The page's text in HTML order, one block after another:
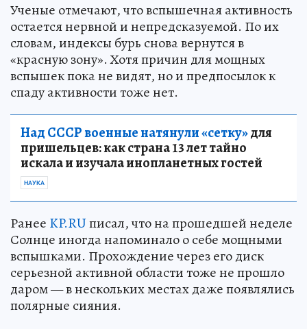
Ученые отмечают, что вспышечная активность
остается нервной и непредсказуемой. По их
словам, индексы бурь снова вернутся в
«красную зону». Хотя причин для мощных
вспышек пока не видят, но и предпосылок к
спаду активности тоже нет.
Над СССР военные натянули «сетку»для
пришельцев: как страна 13 лет тайно
искала и изучала инопланетных гостей
НАУКА
Ранее KP.RUписал, что на прошедшей неделе
Солнце иногда напоминало о себе мощными
вспышками. Прохождение через его диск
серьезной активной области тоже не прошло
даром — в нескольких местах даже появлялись
полярные сияния.